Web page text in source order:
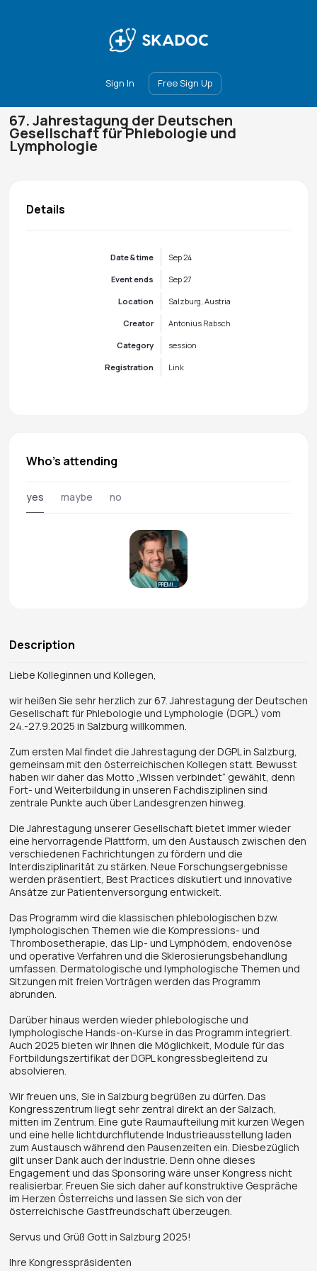
Sign In Free Sign Up
Events
Ambassadors
67. Jahrestagung der Deutschen
Gesellschaft für Phlebologie und
Lymphologie
Details
Date & time Sep 24
Event ends Sep 27
Location Salzburg, Austria
Creator Antonius Rabsch
Category session
Registration Link
Who's attending
yes maybe no
Description
Liebe Kolleginnen und Kollegen,
wir heißen Sie sehr herzlich zur 67. Jahrestagung der Deutschen
Gesellschaft für Phlebologie und Lymphologie (DGPL) vom
24.-27.9.2025 in Salzburg willkommen.
Zum ersten Mal findet die Jahrestagung der DGPL in Salzburg,
gemeinsam mit den österreichischen Kollegen statt. Bewusst
haben wir daher das Motto „Wissen verbindet“ gewählt, denn
Fort- und Weiterbildung in unseren Fachdisziplinen sind
zentrale Punkte auch über Landesgrenzen hinweg.
Die Jahrestagung unserer Gesellschaft bietet immer wieder
eine hervorragende Plattform, um den Austausch zwischen den
verschiedenen Fachrichtungen zu fördern und die
Interdisziplinarität zu stärken. Neue Forschungsergebnisse
werden präsentiert, Best Practices diskutiert und innovative
Ansätze zur Patientenversorgung entwickelt.
Das Programm wird die klassischen phlebologischen bzw.
lymphologischen Themen wie die Kompressions- und
Thrombosetherapie, das Lip- und Lymphödem, endovenöse
und operative Verfahren und die Sklerosierungsbehandlung
umfassen. Dermatologische und lymphologische Themen und
Sitzungen mit freien Vorträgen werden das Programm
abrunden.
Darüber hinaus werden wieder phlebologische und
lymphologische Hands-on-Kurse in das Programm integriert.
Auch 2025 bieten wir Ihnen die Möglichkeit, Module für das
Fortbildungszertifikat der DGPL kongressbegleitend zu
absolvieren.
Wir freuen uns, Sie in Salzburg begrüßen zu dürfen. Das
Kongresszentrum liegt sehr zentral direkt an der Salzach,
mitten im Zentrum. Eine gute Raumaufteilung mit kurzen Wegen
und eine helle lichtdurchflutende Industrieausstellung laden
zum Austausch während den Pausenzeiten ein. Diesbezüglich
gilt unser Dank auch der Industrie. Denn ohne dieses
Engagement und das Sponsoring wäre unser Kongress nicht
realisierbar. Freuen Sie sich daher auf konstruktive Gespräche
im Herzen Österreichs und lassen Sie sich von der
österreichische Gastfreundschaft überzeugen.
Servus und Grüß Gott in Salzburg 2025!
Ihre Kongresspräsidenten